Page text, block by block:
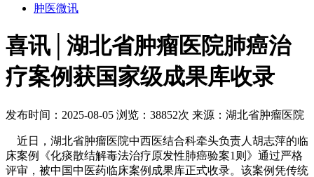
肿医微讯
喜讯│湖北省肿瘤医院肺癌治
疗案例获国家级成果库收录
发布时间：2025-08-05 浏览：38852次 来源：湖北省肿瘤医院
近日，湖北省肿瘤医院中西医结合科牵头负责人胡志萍的临
床案例《化痰散结解毒法治疗原发性肺癌验案1则》通过严格
评审，被中国中医药临床案例成果库正式收录。该案例凭传统